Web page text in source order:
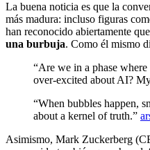
La buena noticia es que la
más madura: incluso figuras
han reconocido abiertamente que
una burbuja. Como él mismo
“Are we in a phase
over-excited about AI?
“When bubbles happen,
about a kernel of truth.”
Asimismo, Mark Zuckerberg